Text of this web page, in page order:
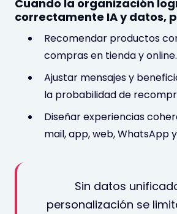
Cuando la organización
correctamente IA y datos,
Recomendar productos
compras en tienda y online.
Ajustar mensajes y
la probabilidad de
Diseñar experiencias
mail, app, web, WhatsApp
Sin datos
personalización se